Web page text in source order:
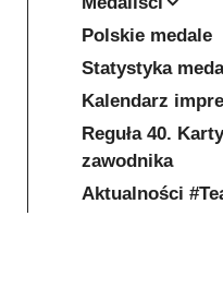
Polskie medale
Statystyka
Kalendarz
Reguła 40.
zawodnika
Aktualności